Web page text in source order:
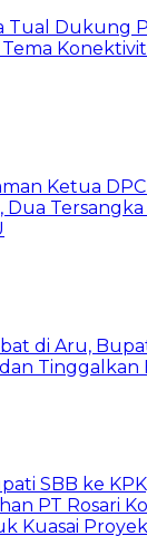
Tual Dukung
Tema
Ketua
di Aru,
Tinggalkan
SBB ke
PT Rosari
Kuasai